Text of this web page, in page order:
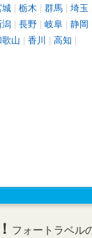
| 栃木 | 群馬 | 埼玉
潟 | 長野 | 岐阜 | 静岡
山 | 香川 | 高知 |
フォートラベル